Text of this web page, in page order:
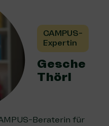
CAMPUS-
Expertin
Gesche
Thörl
Beraterin für